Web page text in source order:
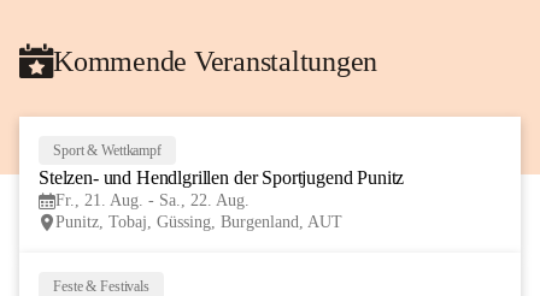
Kommende Veranstaltungen
Sport & Wettkampf
Stelzen- und Hendlgrillen der Sportjugend Punitz
Fr., 21. Aug. - Sa., 22. Aug.
Punitz, Tobaj, Güssing, Burgenland, AUT
Feste & Festivals